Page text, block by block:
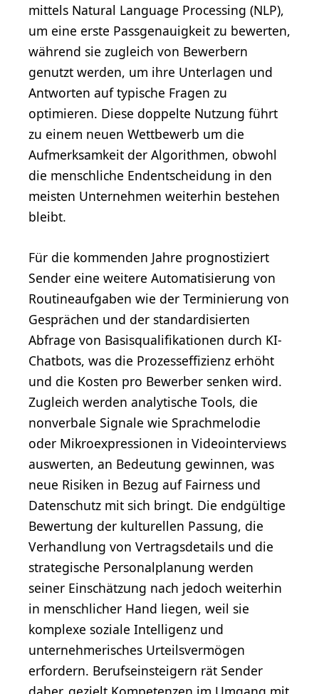
mittels Natural Language Processing (NLP),
um eine erste Passgenauigkeit zu bewerten,
während sie zugleich von Bewerbern
genutzt werden, um ihre Unterlagen und
Antworten auf typische Fragen zu
optimieren. Diese doppelte Nutzung führt
zu einem neuen Wettbewerb um die
Aufmerksamkeit der Algorithmen, obwohl
die menschliche Endentscheidung in den
meisten Unternehmen weiterhin bestehen
bleibt.
Für die kommenden Jahre prognostiziert
Sender eine weitere Automatisierung von
Routineaufgaben wie der Terminierung von
Gesprächen und der standardisierten
Abfrage von Basisqualifikationen durch KI-
Chatbots, was die Prozesseffizienz erhöht
und die Kosten pro Bewerber senken wird.
Zugleich werden analytische Tools, die
nonverbale Signale wie Sprachmelodie
oder Mikroexpressionen in Videointerviews
auswerten, an Bedeutung gewinnen, was
neue Risiken in Bezug auf Fairness und
Datenschutz mit sich bringt. Die endgültige
Bewertung der kulturellen Passung, die
Verhandlung von Vertragsdetails und die
strategische Personalplanung werden
seiner Einschätzung nach jedoch weiterhin
in menschlicher Hand liegen, weil sie
komplexe soziale Intelligenz und
unternehmerisches Urteilsvermögen
erfordern. Berufseinsteigern rät Sender